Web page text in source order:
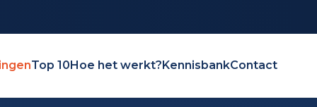
Top 10Hoe het werkt?KennisbankContact